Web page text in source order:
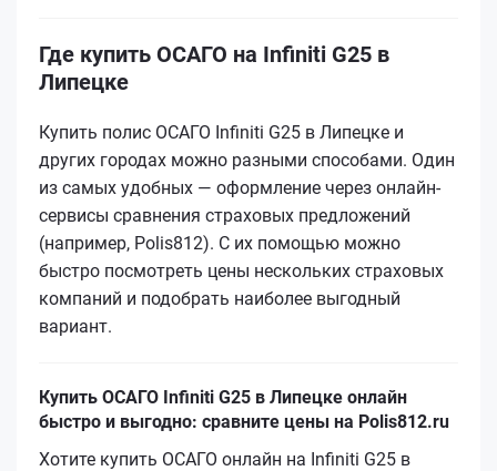
Где купить ОСАГО на Infiniti G25 в
Липецке
Купить полис ОСАГО Infiniti G25 в Липецке и
других городах можно разными способами. Один
из самых удобных — оформление через онлайн-
сервисы сравнения страховых предложений
(например, Polis812). С их помощью можно
быстро посмотреть цены нескольких страховых
компаний и подобрать наиболее выгодный
вариант.
Купить ОСАГО Infiniti G25 в Липецке онлайн
быстро и выгодно: сравните цены на Polis812.ru
Хотите купить ОСАГО онлайн на Infiniti G25 в